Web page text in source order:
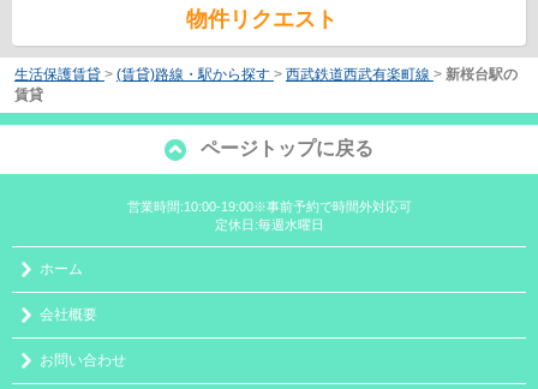
物件リクエスト
生活保護賃貸 > (賃貸)路線・駅から探す > 西武鉄道西武有楽町線 > 新桜台駅の
賃貸
ページトップに戻る
営業時間:10:00-19:00※事前予約で時間外対応可
定休日:毎週水曜日
ホーム
会社概要
お問い合わせ